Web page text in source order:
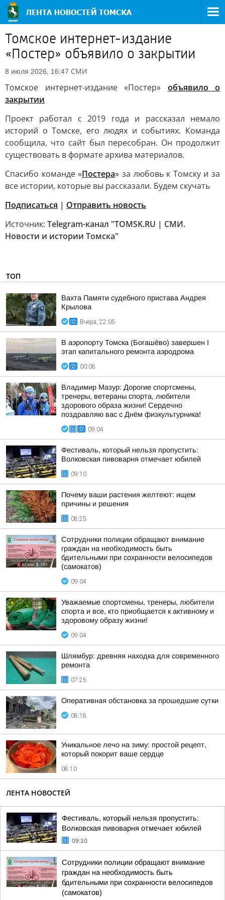
Томское интернет-издание
«Постер» объявило о закрытии
8 июля 2026, 16:47 СМИ
Томское интернет-издание «Постер» объявило о
закрытии
Проект работал с 2019 года и рассказал немало
историй о Томске, его людях и событиях. Команда
сообщила, что сайт был пересобран. Он продолжит
существовать в формате архива материалов.
Спасибо команде «Постера» за любовь к Томску и за
все истории, которые вы рассказали. Будем скучать
Подписаться | Отправить новость
Источник: Telegram-канал "TOMSK.RU | СМИ.
Новости и истории Томска"
ТОП
Вахта Памяти судебного пристава Андрея
Крылова
Вчера, 22:05
В аэропорту Томска (Богашёво) завершен I
этап капитального ремонта аэродрома
00:08
Владимир Мазур: Дорогие спортсмены,
тренеры, ветераны спорта, любители
здорового образа жизни! Сердечно
поздравляю вас с Днём физкультурника!
09:04
Фестиваль, который нельзя пропустить:
Волковская пивоварня отмечает юбилей
09:10
Почему ваши растения желтеют: ищем
причины и решения
08:25
Сотрудники полиции обращают внимание
граждан на необходимость быть
бдительными при сохранности велосипедов
(самокатов)
09:04
Уважаемые спортсмены, тренеры, любители
спорта и все, кто приобщается к активному и
здоровому образу жизни!
09:04
Шлямбур: древняя находка для современного
ремонта
07:25
Оперативная обстановка за прошедшие сутки
08:18
Уникальное лечо на зиму: простой рецепт,
который покорит ваше сердце
08:10
ЛЕНТА НОВОСТЕЙ
Фестиваль, который нельзя пропустить:
Волковская пивоварня отмечает юбилей
09:10
Сотрудники полиции обращают внимание
граждан на необходимость быть
бдительными при сохранности велосипедов
(самокатов)